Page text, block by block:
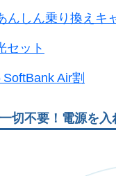
んしん乗り換えキ
セット
Air割
切不要！電源を